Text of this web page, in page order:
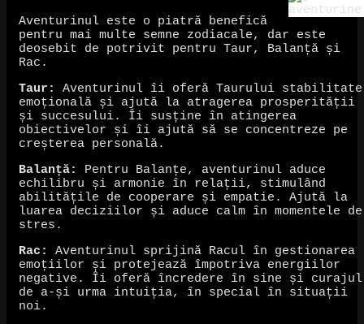
Aventurinul este o piatră benefică
pentru mai multe semne zodiacale, dar este
deosebit de potrivit pentru Taur, Balanță și
Rac.
Taur: Aventurinul îi oferă Taurului stabilitate
emoțională și ajută la atragerea prosperității
și succesului. Îi susține în atingerea
obiectivelor și îi ajută să se concentreze pe
creșterea personală.
Balanță:
Pentru Balanțe, aventurinul aduce
echilibru și armonie în relații, stimulând
abilitățile de cooperare și empatie. Ajută la
luarea deciziilor și aduce calm în momentele de
stres.
Rac:
Aventurinul sprijină Racul în gestionarea
emoțiilor și protejează împotriva energiilor
negative. Îi oferă încredere în sine și curajul
de a-și urma intuiția, în special în situații
noi.